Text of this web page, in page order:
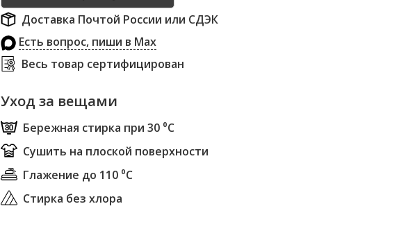
Доставка Почтой России или СДЭК
Есть вопрос, пиши в Max
Весь товар сертифицирован
Уход за вещами
Бережная стирка при 30 ⁰С
Сушить на плоской поверхности
Глажение до 110 ⁰С
Стирка без хлора